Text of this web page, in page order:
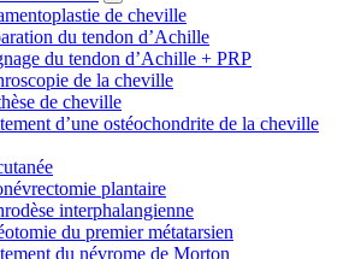
de cheville
du tendon d’Achille
du tendon d’Achille + PRP
de la cheville
de cheville
d’une ostéochondrite de la cheville
plantaire
interphalangienne
du premier métatarsien
du névrome de Morton